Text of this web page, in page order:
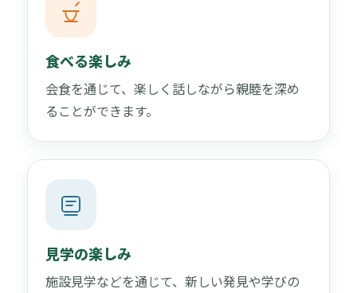
食べる楽しみ
会食を通じて、楽しく話しながら親睦を深め
ることができます。
見学の楽しみ
施設見学などを通じて、新しい発見や学びの